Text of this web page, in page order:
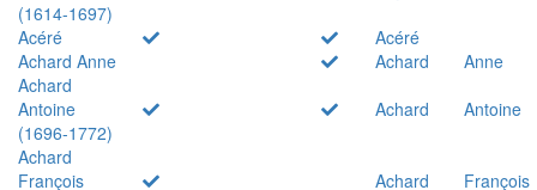
(1614-1697)
Acéré
Acéré
Achard Anne
Achard
Anne
Achard
Antoine
(1696-1772)
Achard
Antoine
Achard
François
Achard
François